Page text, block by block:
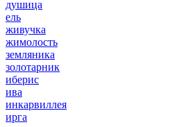
душица
ель
живучка
жимолость
земляника
золотарник
иберис
ива
инкарвиллея
ирга